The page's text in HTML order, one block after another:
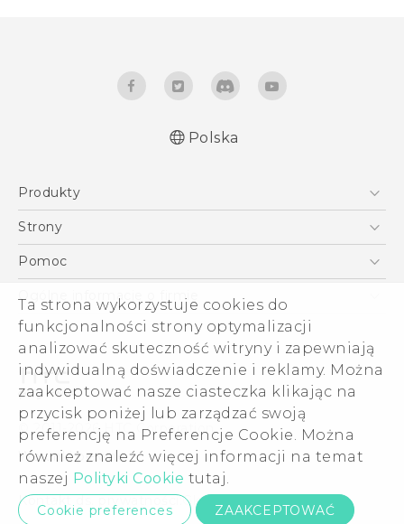
Ta strona wykorzystuje cookies do
funkcjonalności strony optymalizacji
analizować skuteczność witryny i zapewniają
indywidualną doświadczenie i reklamy. Można
zaakceptować nasze ciasteczka klikając na
przycisk poniżej lub zarządzać swoją
preferencję na Preferencje Cookie. Można
również znaleźć więcej informacji na temat
naszej Polityki Cookie tutaj.
Cookie preferences ZAAKCEPTOWAĆ
Polish - Wytyczne dotyczące bezpieczeństwa i
English - User manual
English - Safety and regulatory guide
Polska
Produkty
Smartfony
VIVE
Akcesoria
Strony
HTC Vive
Pomoc
Pomoc E-commerce
Ogólne informacje o firmie
ESG
Informacje o firmie
Dla inwestorów (angielski)
Cookie Preferences
Kariera
Security and Privacy Whitepaper
© 2011-2026 HTC Corporation
Warunki prawne
Kontakt ds. prywatności:Global-Privacy@htc.com